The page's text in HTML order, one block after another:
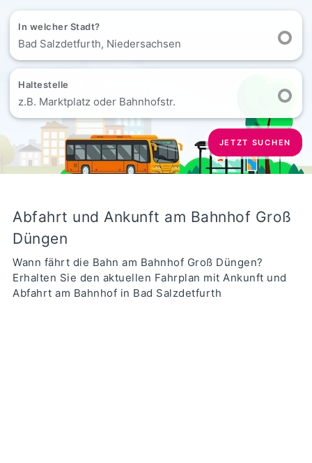
In welcher Stadt?
Bad Salzdetfurth, Niedersachsen
Haltestelle
z.B. Marktplatz oder Bahnhofstr.
JETZT SUCHEN
Abfahrt und Ankunft am Bahnhof Groß
Düngen
Wann fährt die Bahn am Bahnhof Groß Düngen?
Erhalten Sie den aktuellen Fahrplan mit Ankunft und
Abfahrt am Bahnhof in Bad Salzdetfurth